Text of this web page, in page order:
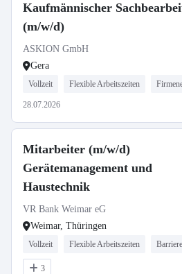
Kaufmännischer
(m/w/d)
ASKION GmbH
Gera
Vollzeit Flexible Arbeitszeiten
28.07.2026
Mitarbeiter (m/w/d)
Gerätemanagement und
Haustechnik
VR Bank Weimar eG
Weimar, Thüringen
Vollzeit Flexible Arbeitszeiten
3